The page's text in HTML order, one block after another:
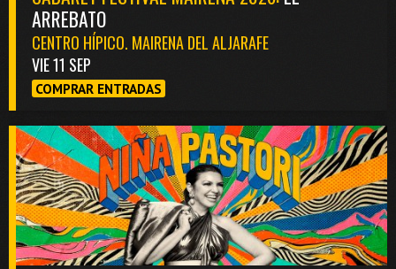
ARREBATO
CENTRO HÍPICO. MAIRENA DEL ALJARAFE
VIE 11 SEP
COMPRAR ENTRADAS